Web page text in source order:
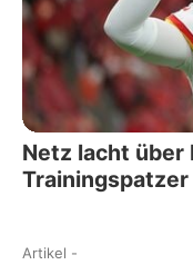
Netz lacht über
Trainingspatzer
Artikel -